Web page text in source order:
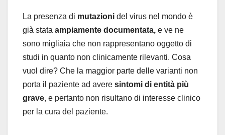
La presenza di mutazioni del virus nel mondo è
già stata ampiamente documentata, e ve ne
sono migliaia che non rappresentano oggetto di
studi in quanto non clinicamente rilevanti. Cosa
vuol dire? Che la maggior parte delle varianti non
porta il paziente ad avere sintomi di entità più
grave, e pertanto non risultano di interesse clinico
per la cura del paziente.